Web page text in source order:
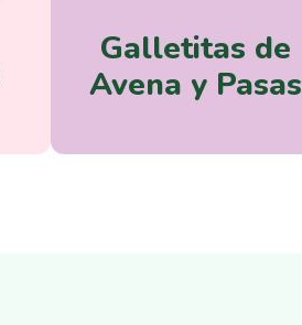
Galletitas de
Avena y Pasas